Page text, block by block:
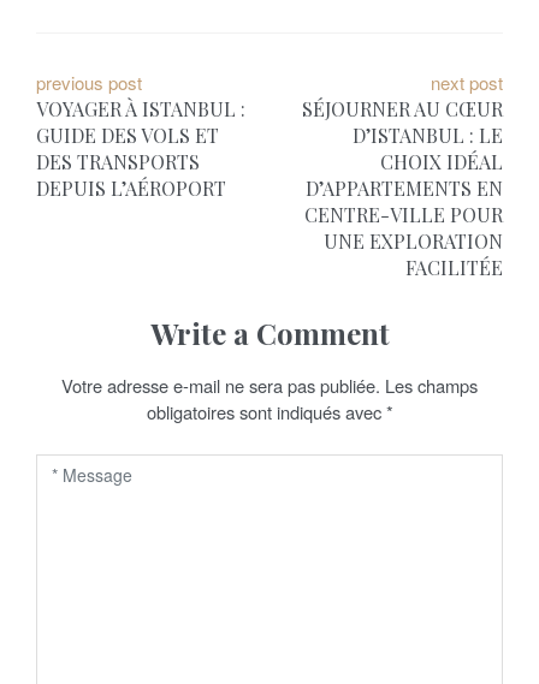
N
a
v
o
n
previous post
VOYAGER À ISTANBUL :
GUIDE DES VOLS ET
DES TRANSPORTS
DEPUIS L’AÉROPORT
next post
SÉJOURNER AU CŒUR
D’ISTANBUL : LE
CHOIX IDÉAL
D’APPARTEMENTS EN
CENTRE-VILLE POUR
UNE EXPLORATION
FACILITÉE
Write a Comment
Votre adresse e-mail ne sera pas publiée. Les champs
obligatoires sont indiqués avec*